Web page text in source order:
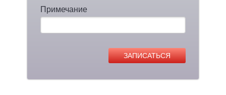
Примечание
ЗАПИСАТЬСЯ